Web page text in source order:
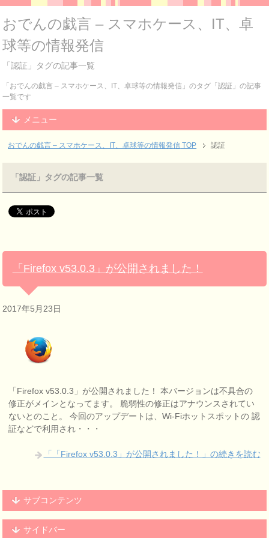
おでんの戯言 – スマホケース、IT、卓
球等の情報発信
「認証」タグの記事一覧
「おでんの戯言 – スマホケース、IT、卓球等の情報発信」のタグ「認証」の記事
一覧です
メニュー
おでんの戯言 – スマホケース、IT、卓球等の情報発信 TOP 認証
「認証」タグの記事一覧
「Firefox v53.0.3」が公開されました！
2017年5月23日
「Firefox v53.0.3」が公開されました！ 本バージョンは不具合の
修正がメインとなってます。 脆弱性の修正はアナウンスされてい
ないとのこと。 今回のアップデートは、Wi-Fiホットスポットの 認
証などで利用され・・・
「「Firefox v53.0.3」が公開されました！」の続きを読む
サブコンテンツ
サイドバー